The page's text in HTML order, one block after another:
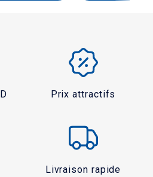
Prix attractifs
Livraison rapide